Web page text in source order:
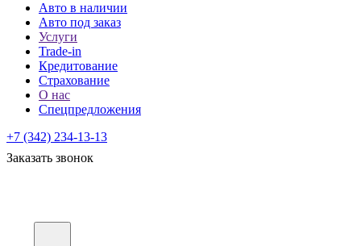
Авто в наличии
Авто под заказ
Услуги
Trade-in
Кредитование
Страхование
О нас
Спецпредложения
+7 (342) 234-13-13
Заказать звонок